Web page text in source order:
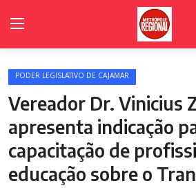
Home Page
Poder Legislativo de Cajamar
Cidades
Fale Conosco
PODER LEGISLATIVO DE CAJAMAR
Vereador Dr. Vinicius
apresenta indicação
capacitação de
educação sobre o